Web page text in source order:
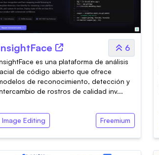
6
es una plataforma de análisis
de código abierto que ofrece
de reconocimiento, detección y
de rostros de calidad inv...
Image Editing Freemium